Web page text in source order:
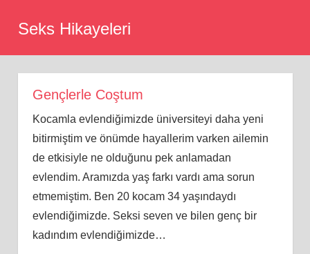
Seks Hikayeleri
Gençlerle Coştum
Kocamla evlendiğimizde üniversiteyi daha yeni
bitirmiştim ve önümde hayallerim varken ailemin
de etkisiyle ne olduğunu pek anlamadan
evlendim. Aramızda yaş farkı vardı ama sorun
etmemiştim. Ben 20 kocam 34 yaşındaydı
evlendiğimizde. Seksi seven ve bilen genç bir
kadındım evlendiğimizde…